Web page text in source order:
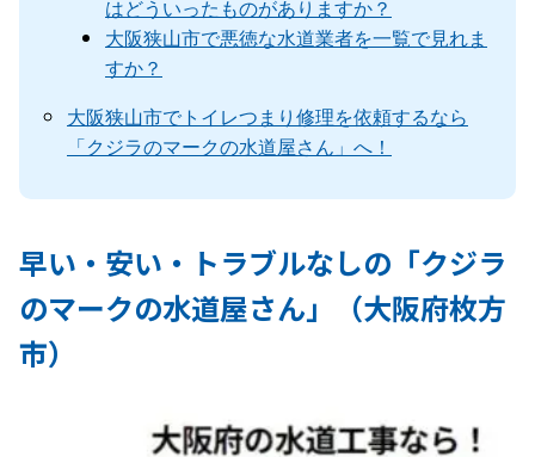
はどういったものがありますか？
大阪狭山市で悪徳な水道業者を一覧で見れま
すか？
大阪狭山市でトイレつまり修理を依頼するなら
「クジラのマークの水道屋さん」へ！
早い・安い・トラブルなしの「クジラ
のマークの水道屋さん」（大阪府枚方
市）